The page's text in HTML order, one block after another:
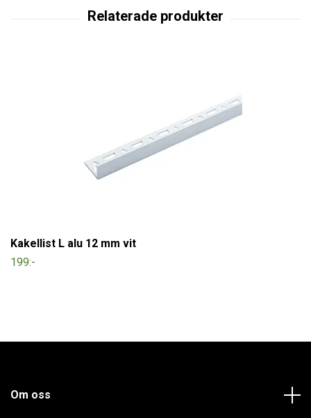
Kakellist L alu 12 mm vit
199:-
Om oss